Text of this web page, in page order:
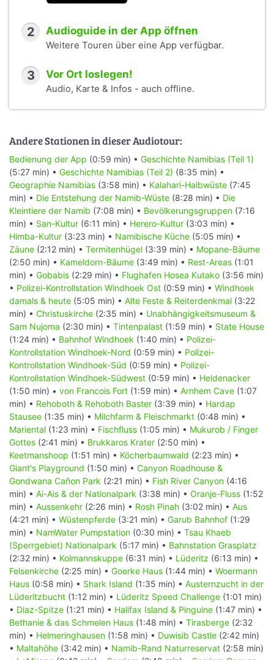
2 Audioguide in der App öffnen
Weitere Touren über eine App verfügbar.
3 Vor Ort loslegen!
Audio, Karte & Infos - auch offline.
Andere Stationen in dieser Audiotour:
Bedienung der App (0:59 min) • Geschichte Namibias (Teil 1)
(5:27 min) • Geschichte Namibias (Teil 2) (8:35 min) •
Geographie Namibias (3:58 min) • Kalahari-Halbwüste (7:45
min) • Die Entstehung der Namib-Wüste (8:28 min) • Die
Kleintiere der Namib (7:08 min) • Bevölkerungsgruppen (7:16
min) • San-Kultur (6:11 min) • Herero-Kultur (3:03 min) •
Himba-Kultur (3:23 min) • Namibische Küche (5:05 min) •
Zäune (2:12 min) • Termitenhügel (3:39 min) • Mopane-Bäume
(2:50 min) • Kameldorn-Bäume (3:49 min) • Rest-Areas (1:01
min) • Gobabis (2:29 min) • Flughafen Hosea Kutako (3:56 min)
• Polizei-Kontrollstation Windhoek Ost (0:59 min) • Windhoek
damals & heute (5:05 min) • Alte Feste & Reiterdenkmal (3:22
min) • Christuskirche (2:35 min) • Unabhängigkeitsmuseum &
Sam Nujoma (2:30 min) • Tintenpalast (1:59 min) • State House
(1:24 min) • Bahnhof Windhoek (1:40 min) • Polizei-
Kontrollstation Windhoek-Nord (0:59 min) • Polizei-
Kontrollstation Windhoek-Süd (0:59 min) • Polizei-
Kontrollstation Windhoek-Südwest (0:59 min) • Heldenacker
(1:50 min) • von Francois Fort (1:59 min) • Arnhem Cave (1:07
min) • Rehoboth & Rehoboth Baster (3:39 min) • Hardap
Stausee (1:35 min) • Milchfarm & Fleischmarkt (0:48 min) •
Mariental (1:23 min) • Fischfluss (1:05 min) • Mukurob / Finger
Gottes (2:41 min) • Brukkaros Krater (2:50 min) •
Keetmanshoop (1:51 min) • Köcherbaumwald (2:23 min) •
Giant's Playground (1:50 min) • Canyon Roadhouse &
Gondwana Cañon Park (2:21 min) • Fish River Canyon (4:16
min) • Ai-Ais & der Nationalpark (3:38 min) • Oranje-Fluss (1:52
min) • Aussenkehr (2:26 min) • Rosh Pinah (3:02 min) • Aus
(4:21 min) • Wüstenpferde (3:21 min) • Garub Bahnhof (1:29
min) • NamWater Pumpstation (0:30 min) • Tsau Khaeb
(Sperrgebiet) Nationalpark (5:17 min) • Bahnstation Grasplatz
(2:32 min) • Kolmannskuppe (6:31 min) • Lüderitz (6:13 min) •
Felsenkirche (2:25 min) • Goerke Haus (1:44 min) • Woermann
Haus (0:58 min) • Shark Island (1:35 min) • Austernzucht in der
Lüderitzbucht (1:12 min) • Lüderitz Speed Challenge (1:01 min)
• Diaz-Spitze (1:21 min) • Halifax Island & Pinguine (1:47 min) •
Bethanie & das Schmelen Haus (1:48 min) • Tirasberge (2:32
min) • Helmeringhausen (1:58 min) • Duwisib Castle (2:42 min)
• Maltahöhe (3:42 min) • Namib-Rand Naturreservat (2:58 min)